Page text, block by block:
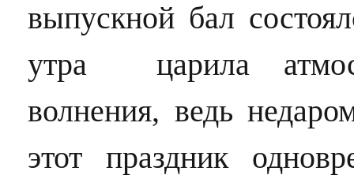
выпускной бал
утра царила
волнения, ведь
этот праздник